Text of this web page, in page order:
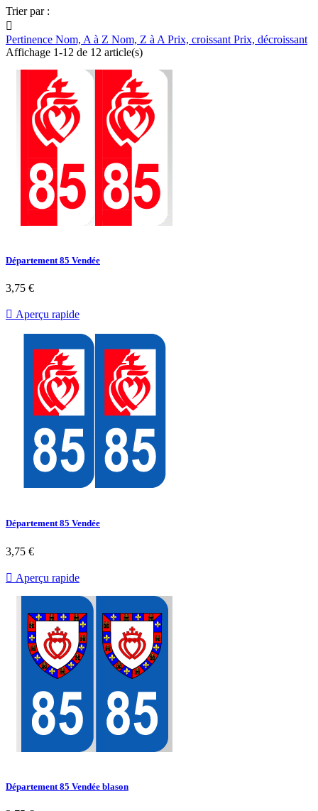
Trier par :

Pertinence Nom, A à Z Nom, Z à A Prix, croissant Prix, décroissant
Affichage 1-12 de 12 article(s)
Département 85 Vendée
3,75 €
 Aperçu rapide
Département 85 Vendée
3,75 €
 Aperçu rapide
Département 85 Vendée blason